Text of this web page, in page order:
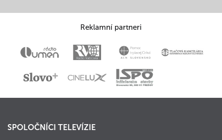
Reklamní partneri
SPOLOČNÍCI TELEVÍZIE